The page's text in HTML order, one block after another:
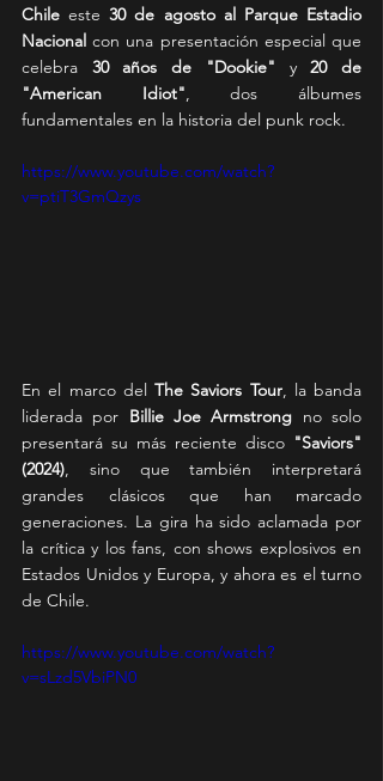
Chile este 30 de agosto al Parque Estadio
Nacional con una presentación especial que
celebra 30 años de "Dookie" y 20 de
"American Idiot", dos álbumes
fundamentales en la historia del punk rock.
https://www.youtube.com/watch?
v=ptiT3GmQzys
En el marco del The Saviors Tour, la banda
liderada por Billie Joe Armstrong no solo
presentará su más reciente disco "Saviors"
(2024) , sino que también interpretará
grandes clásicos que han marcado
generaciones. La gira ha sido aclamada por
la crítica y los fans, con shows explosivos en
Estados Unidos y Europa, y ahora es el turno
de Chile.
https://www.youtube.com/watch?
v=sLzd5VbiPN0